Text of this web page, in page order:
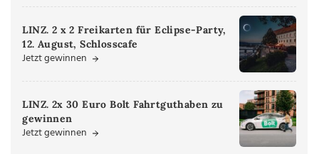
LINZ. 2 x 2 Freikarten für Eclipse-Party,
12. August, Schlosscafe
Jetzt gewinnen
LINZ. 2x 30 Euro Bolt Fahrtguthaben zu
gewinnen
Jetzt gewinnen